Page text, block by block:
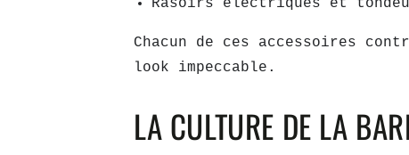
Rasoirs électriques et
Chacun de ces accessoires
look impeccable.
LA CULTURE DE LA